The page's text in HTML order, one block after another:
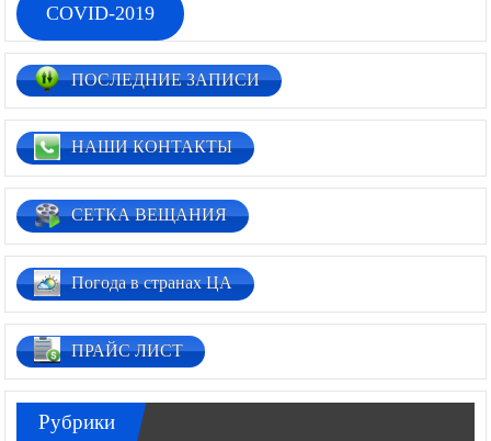
COVID-2019
ПОСЛЕДНИЕ ЗАПИСИ
НАШИ КОНТАКТЫ
СЕТКА ВЕЩАНИЯ
Погода в странах ЦА
ПРАЙС ЛИСТ
Рубрики